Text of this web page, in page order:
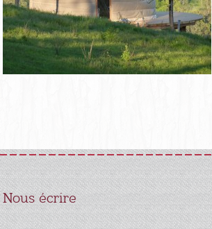
Nous écrire